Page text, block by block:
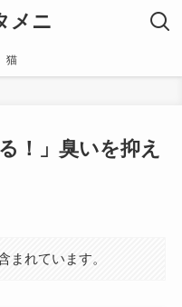
メニ
猫
！」臭いを抑え
まれています。